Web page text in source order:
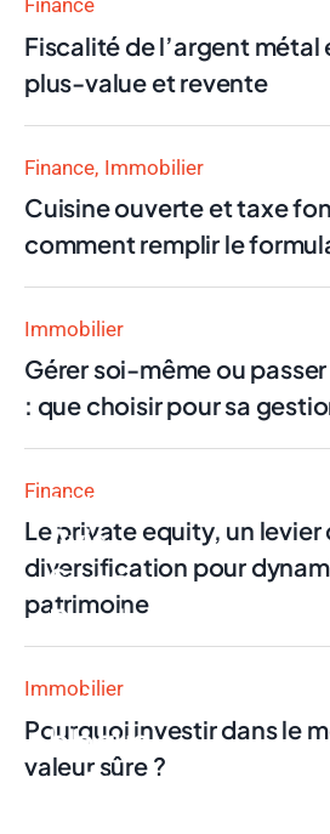
Finance
Fiscalité de l’argent métal
plus-value et revente
Finance Immobilier
Cuisine ouverte et taxe
comment remplir le
Immobilier
Gérer soi-même ou
: que choisir pour sa
Finance
Le private equity, un levier
diversification pour
patrimoine
Immobilier
Pourquoi investir dans le
valeur sûre ?
Finance
Avis
Swan
Pro : la
néobanque
qui
bloque
votre